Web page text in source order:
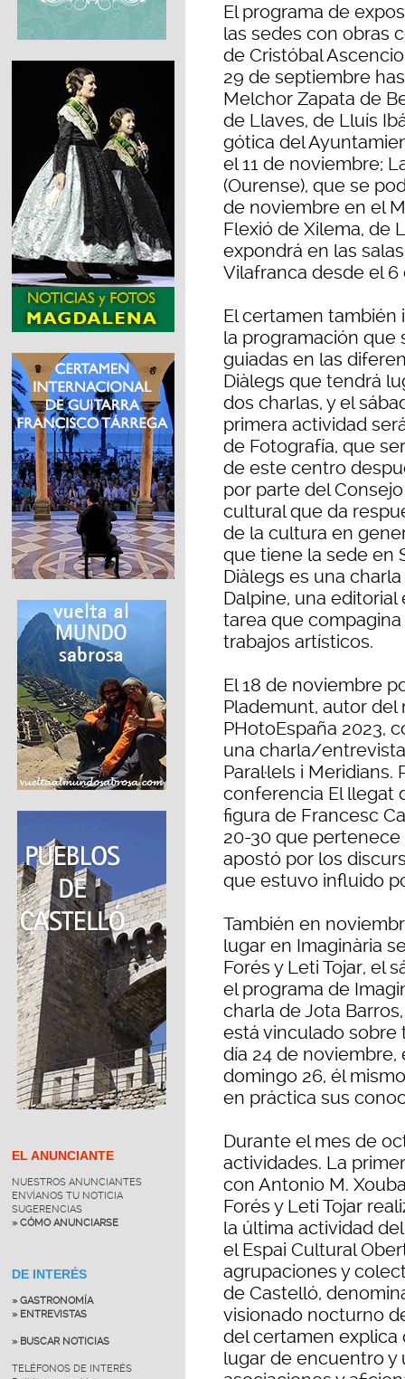
EL ANUNCIANTE
NUESTROS ANUNCIANTES
ENVÍANOS TU NOTICIA
SUGERENCIAS
» CÓMO ANUNCIARSE
DE INTERÉS
» GASTRONOMÍA
» ENTREVISTAS
» BUSCAR NOTICIAS
TELÉFONOS DE INTERÉS
El programa de
las sedes con obras
de Cristóbal
29 de septiembre
Melchor Zapata de
de Llaves, de Lluís
gótica del
el 11 de noviembre;
(Ourense), que se
de noviembre en el
Flexió de Xilema, de
expondrá en las
Vilafranca desde el 6
El certamen también
la programación que
guiadas en las
Diàlegs que tendrá
dos charlas, y el
primera actividad
de Fotografía, que
de este centro
por parte del
cultural que da
de la cultura en
que tiene la sede en
Diàlegs es una
Dalpine, una
tarea que
trabajos artísticos.
El 18 de noviembre
Plademunt, autor
PHotoEspaña 2023,
una charla/
Paral·lels i
conferencia El llegat
figura de Francesc
20-30 que
apostó por los
que estuvo influido
También en
lugar en Imaginària
Forés y Leti Tojar, el
el programa de
charla de Jota
está vinculado sobre
día 24 de noviembre,
domingo 26, él
en práctica sus
Durante el mes de
actividades. La
con Antonio M.
Forés y Leti Tojar
la última actividad
el Espai Cultural
agrupaciones y
de Castelló,
visionado nocturno
del certamen explica
lugar de encuentro y